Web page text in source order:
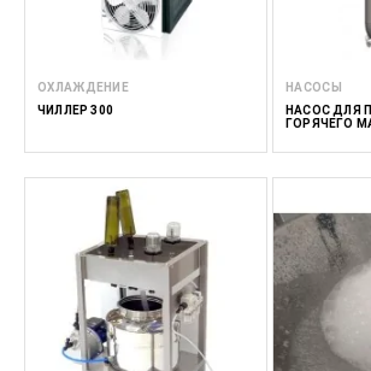
ОХЛАЖДЕНИЕ
ЧИЛЛЕР 300
НАСОСЫ
НАСОС ДЛЯ
ГОРЯЧЕГО